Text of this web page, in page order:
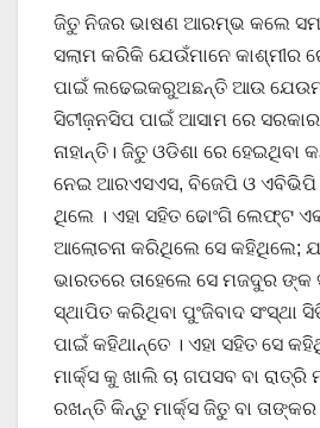
ଜିତୁ ନିଜର ଭାଷଣ ଆରମ୍ଭ କଲେ
ସଲାମ କରିକି ଯେଉଁମାନେ କାଶ୍ମୀର
ପାଇଁ ଲଢେଇକରୁଅଛନ୍ତି ଆଉ
ସିଟୀଜ଼ନସିପ ପାଇଁ ଆସାମ ରେ
ନାହାନ୍ତି। ଜିତୁ ଓଡିଶା ରେ ହେଇଥିବା
ନେଇ ଆରଏସଏସ, ବିଜେପି ଓ ଏବିଭିପି
ଥିଲେ । ଏହା ସହିତ ଢୋଂଗି ଲେଫ୍ଟ
ଆଲୋଚନା କରିଥିଲେ ସେ କହିଥିଲେ;
ଭାରତରେ ତାହେଲେ ସେ ମଜଦୁର ଙ୍କ
ସ୍ଥାପିତ କରିଥିବା ପୁଂଜିବାଦ ସଂସ୍ଥା
ପାଇଁ କହିଥାନ୍ତେ । ଏହା ସହିତ ସେ
ମାର୍କ୍ସ କୁ ଖାଲି ଚା ଗପସବ ବା
ରଖନ୍ତି କିନ୍ତୁ ମାର୍କ୍ସ ଜିତୁ ବା